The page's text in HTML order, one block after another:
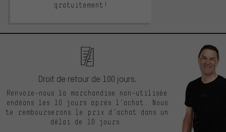
gratuitement!
Droit de retour de 100 jours.
Renvoie-nous la marchandise non-utilisée
endéans les 10 jours après l’achat. Nous
te rembourserons le prix d’achat dans un
délai de 10 jours.